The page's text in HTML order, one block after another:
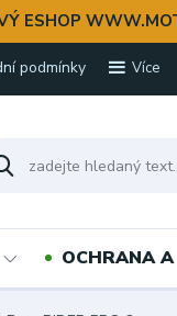
ESHOP
podmínky Více
OCHRANA